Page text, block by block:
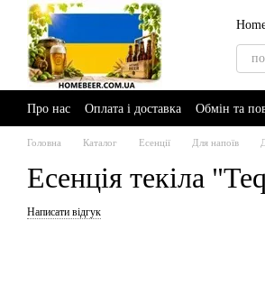
Перейти до основного контенту
Про нас Оплата і доставка Обмін та
AI-Brewer - розумний помічник
Головна Каталог Есенції Для напоїв
Есенція текіла
Написати відгук